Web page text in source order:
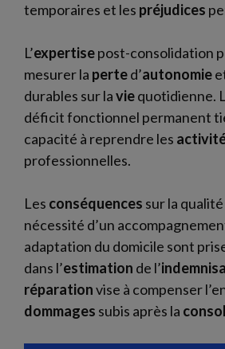
temporaires et les préjudices
L’expertisepost-consolidation
mesurer la perted’autonomie
durables sur laviequotidienne.
déficit fonctionnel permanent
capacité à reprendre les
professionnelles.
Les conséquences sur la
nécessité d’un
adaptation du domicile sont
dans l’estimation de l’
réparationvise à compenser
dommages subis après la